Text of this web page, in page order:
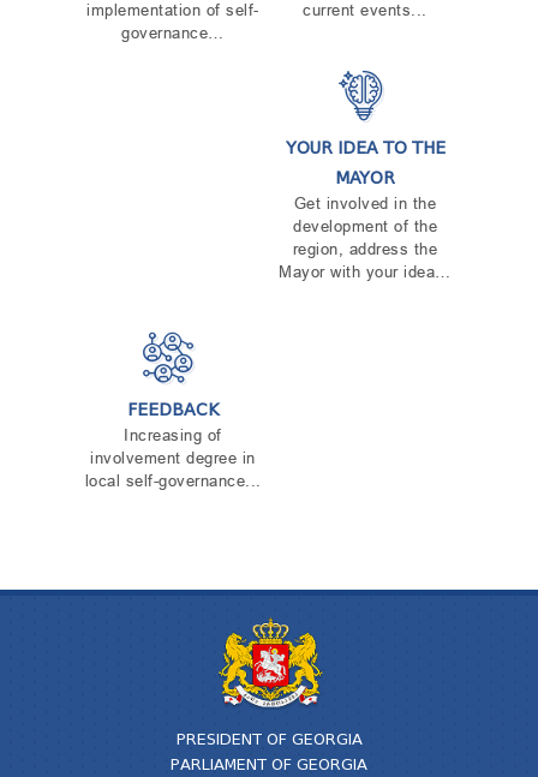
implementation of self-
governance…
current events...
YOUR IDEA TO THE
MAYOR
Get involved in the
development of the
region, address the
Mayor with your idea…
FEEDBACK
Increasing of
involvement degree in
local self-governance...
PRESIDENT OF GEORGIA
PARLIAMENT OF GEORGIA